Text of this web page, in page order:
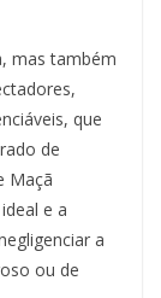
mas também
que
de
Maçã
e a
a
ou de